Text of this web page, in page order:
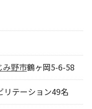
み野市鶴ヶ岡5-6-58
テーション49名